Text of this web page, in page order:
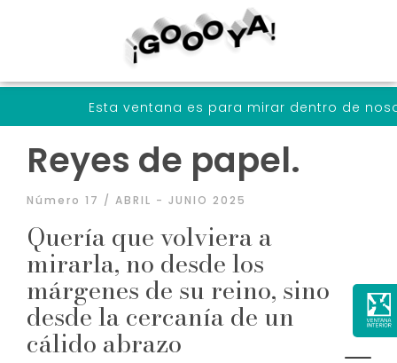
ventana es para mirar dentro de nosotrxs a través
Reyes de papel.
Número 17 / ABRIL - JUNIO 2025
Quería que volviera a
mirarla, no desde los
márgenes de su reino, sino
desde la cercanía de un
cálido abrazo